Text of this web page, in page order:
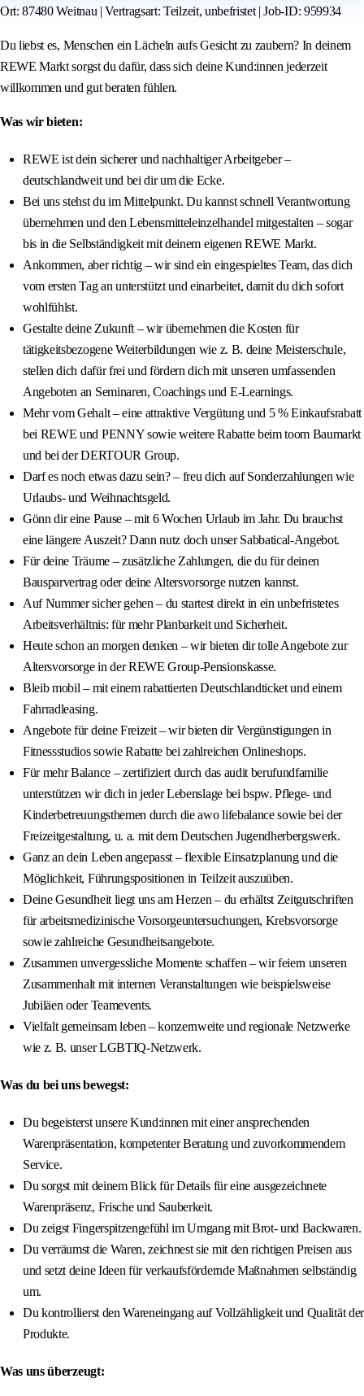
Ort: 87480 Weitnau | Vertragsart: Teilzeit, unbefristet | Job-ID: 959934
Du liebst es, Menschen ein Lächeln aufs Gesicht zu zaubern? In deinem
REWE Markt sorgst du dafür, dass sich deine Kund:innen jederzeit
willkommen und gut beraten fühlen.
Was wir bieten:
REWE ist dein sicherer und nachhaltiger Arbeitgeber –
deutschlandweit und bei dir um die Ecke.
Bei uns stehst du im Mittelpunkt. Du kannst schnell Verantwortung
übernehmen und den Lebensmitteleinzelhandel mitgestalten – sogar
bis in die Selbständigkeit mit deinem eigenen REWE Markt.
Ankommen, aber richtig – wir sind ein eingespieltes Team, das dich
vom ersten Tag an unterstützt und einarbeitet, damit du dich sofort
wohlfühlst.
Gestalte deine Zukunft – wir übernehmen die Kosten für
tätigkeitsbezogene Weiterbildungen wie z. B. deine Meisterschule,
stellen dich dafür frei und fördern dich mit unseren umfassenden
Angeboten an Seminaren, Coachings und E-Learnings.
Mehr vom Gehalt – eine attraktive Vergütung und 5 % Einkaufsrabatt
bei REWE und PENNY sowie weitere Rabatte beim toom Baumarkt
und bei der DERTOUR Group.
Darf es noch etwas dazu sein? – freu dich auf Sonderzahlungen wie
Urlaubs- und Weihnachtsgeld.
Gönn dir eine Pause – mit 6 Wochen Urlaub im Jahr. Du brauchst
eine längere Auszeit? Dann nutz doch unser Sabbatical-Angebot.
Für deine Träume – zusätzliche Zahlungen, die du für deinen
Bausparvertrag oder deine Altersvorsorge nutzen kannst.
Auf Nummer sicher gehen – du startest direkt in ein unbefristetes
Arbeitsverhältnis: für mehr Planbarkeit und Sicherheit.
Heute schon an morgen denken – wir bieten dir tolle Angebote zur
Altersvorsorge in der REWE Group-Pensionskasse.
Bleib mobil – mit einem rabattierten Deutschlandticket und einem
Fahrradleasing.
Angebote für deine Freizeit – wir bieten dir Vergünstigungen in
Fitnessstudios sowie Rabatte bei zahlreichen Onlineshops.
Für mehr Balance – zertifiziert durch das audit berufundfamilie
unterstützen wir dich in jeder Lebenslage bei bspw. Pflege- und
Kinderbetreuungsthemen durch die awo lifebalance sowie bei der
Freizeitgestaltung, u. a. mit dem Deutschen Jugendherbergswerk.
Ganz an dein Leben angepasst – flexible Einsatzplanung und die
Möglichkeit, Führungspositionen in Teilzeit auszuüben.
Deine Gesundheit liegt uns am Herzen – du erhältst Zeitgutschriften
für arbeitsmedizinische Vorsorgeuntersuchungen, Krebsvorsorge
sowie zahlreiche Gesundheitsangebote.
Zusammen unvergessliche Momente schaffen – wir feiern unseren
Zusammenhalt mit internen Veranstaltungen wie beispielsweise
Jubiläen oder Teamevents.
Vielfalt gemeinsam leben – konzernweite und regionale Netzwerke
wie z. B. unser LGBTIQ-Netzwerk.
Was du bei uns bewegst:
Du begeisterst unsere Kund:innen mit einer ansprechenden
Warenpräsentation, kompetenter Beratung und zuvorkommendem
Service.
Du sorgst mit deinem Blick für Details für eine ausgezeichnete
Warenpräsenz, Frische und Sauberkeit.
Du zeigst Fingerspitzengefühl im Umgang mit Brot- und Backwaren.
Du verräumst die Waren, zeichnest sie mit den richtigen Preisen aus
und setzt deine Ideen für verkaufsfördernde Maßnahmen selbständig
um.
Du kontrollierst den Wareneingang auf Vollzähligkeit und Qualität der
Produkte.
Was uns überzeugt: